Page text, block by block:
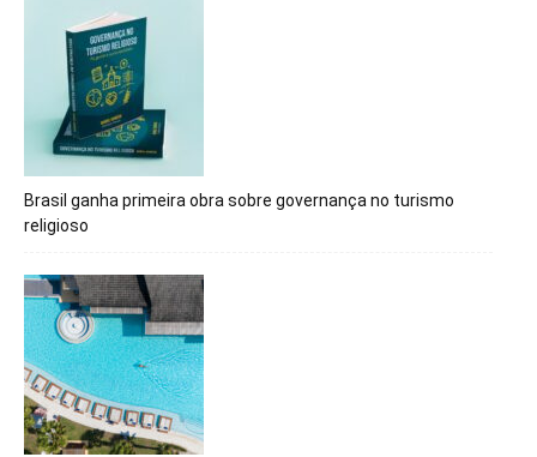
Brasil ganha primeira obra sobre governança no turismo
religioso